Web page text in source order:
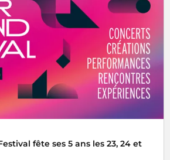
fête ses 5 ans les 23, 24 et